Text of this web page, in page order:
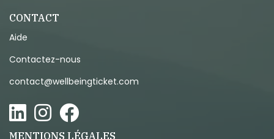
CONTACT
Aide
Contactez-nous
contact@wellbeingticket.com
MENTIONS LÉGALES